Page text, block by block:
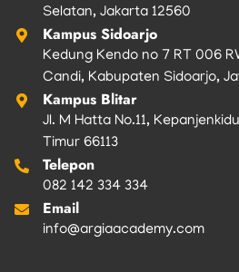
Selatan, Jakarta 12560
Kampus Sidoarjo
Kedung Kendo no 7 RT 006
Candi, Kabupaten Sidoarjo,
Kampus Blitar
Jl. M Hatta No.11,
Timur 66113
Telepon
082 142 334 334
Email
info@argiaacademy.com